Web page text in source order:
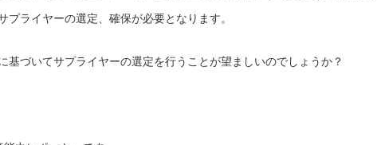
ライヤーの選定、確保が必要となります。
基づいてサプライヤーの選定を行うことが望ましいのでしょうか？